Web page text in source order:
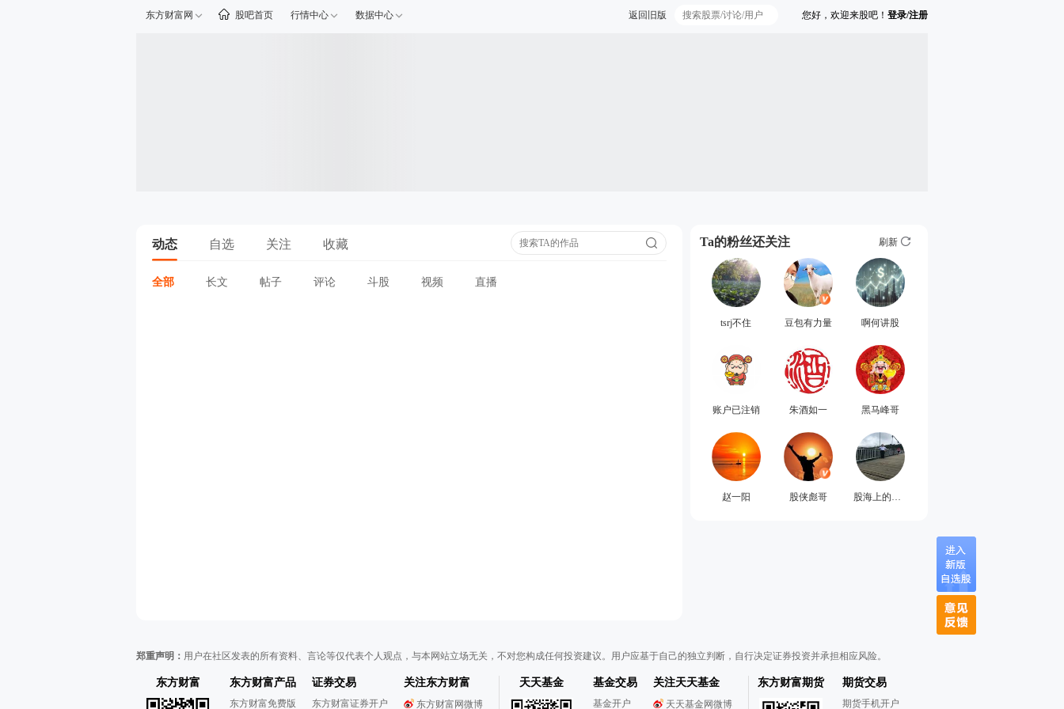
东方财富网 股吧首页 行情中心 数据中心 您好，欢迎来股吧！ 登录/注册
返回旧版
动态 自选 关注 收藏
全部 长文 帖子 评论 斗股 视频 直播
Ta的粉丝还关注 刷新
tsrj不住 豆包有力量 啊何讲股
账户已注销 朱酒如一 黑马峰哥
赵一阳 股侠彪哥 股海上的灯塔
郑重声明： 用户在社区发表的所有资料、言论等仅代表个人观点，与本网站立场无关，不对您构成任何投资建议。用户应基于自己的独立判断，自行决定证券投资并承担相应风险。
东方财富 东方财富产品
东方财富免费版
证券交易
东方财富证券开户
关注东方财富
东方财富网微博
天天基金 基金交易
基金开户
关注天天基金
天天基金网微博
东方财富期货 期货交易
期货手机开户